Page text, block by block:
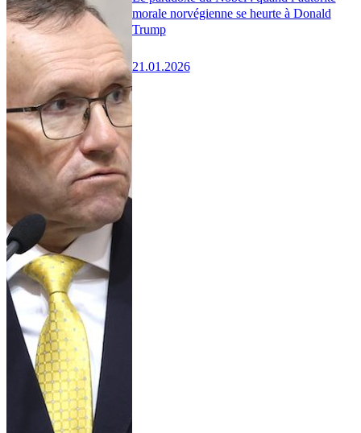
morale norvégienne se heurte à Donald
Trump
21.01.2026